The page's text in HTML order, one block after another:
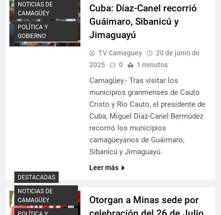
NOTICIAS DE
CAMAGÜEY
POLÍTICA Y
GOBIERNO
Cuba: Díaz-Canel recorrió
Guáimaro, Sibanicú y
Jimaguayú
TV Camaguey
20 de junio de
2025
0 1 minutos
Camagüey.- Tras visitar los
municipios granmenses de Cauto
Cristo y Río Cauto, el presidente de
Cuba, Miguel Díaz-Canel Bermúdez
recorrió los municipios
camagüeyanos de Guáimaro,
Sibanicú y Jimaguayú.
Leer más
DESTACADAS
NOTICIAS DE
CAMAGÜEY
Otorgan a Minas sede por